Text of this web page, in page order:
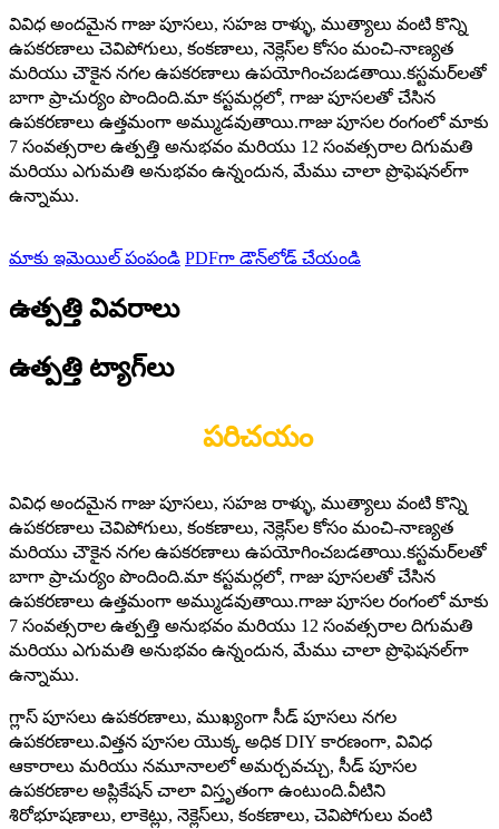
వివిధ అందమైన గాజు పూసలు, సహజ రాళ్ళు, ముత్యాలు వంటి కొన్ని
ఉపకరణాలు చెవిపోగులు, కంకణాలు, నెక్లెస్‌ల కోసం మంచి-నాణ్యత
మరియు చౌకైన నగల ఉపకరణాలు ఉపయోగించబడతాయి.కస్టమర్‌లతో
బాగా ప్రాచుర్యం పొందింది.మా కస్టమర్లలో, గాజు పూసలతో చేసిన
ఉపకరణాలు ఉత్తమంగా అమ్ముడవుతాయి.గాజు పూసల రంగంలో మాకు
7 సంవత్సరాల ఉత్పత్తి అనుభవం మరియు 12 సంవత్సరాల దిగుమతి
మరియు ఎగుమతి అనుభవం ఉన్నందున, మేము చాలా ప్రొఫెషనల్‌గా
ఉన్నాము.
మాకు ఇమెయిల్ పంపండి PDFగా డౌన్‌లోడ్ చేయండి
ఉత్పత్తి వివరాలు
ఉత్పత్తి ట్యాగ్‌లు
పరిచయం
వివిధ అందమైన గాజు పూసలు, సహజ రాళ్ళు, ముత్యాలు వంటి కొన్ని
ఉపకరణాలు చెవిపోగులు, కంకణాలు, నెక్లెస్‌ల కోసం మంచి-నాణ్యత
మరియు చౌకైన నగల ఉపకరణాలు ఉపయోగించబడతాయి.కస్టమర్‌లతో
బాగా ప్రాచుర్యం పొందింది.మా కస్టమర్లలో, గాజు పూసలతో చేసిన
ఉపకరణాలు ఉత్తమంగా అమ్ముడవుతాయి.గాజు పూసల రంగంలో మాకు
7 సంవత్సరాల ఉత్పత్తి అనుభవం మరియు 12 సంవత్సరాల దిగుమతి
మరియు ఎగుమతి అనుభవం ఉన్నందున, మేము చాలా ప్రొఫెషనల్‌గా
ఉన్నాము.
గ్లాస్ పూసలు ఉపకరణాలు, ముఖ్యంగా సీడ్ పూసలు నగల
ఉపకరణాలు.విత్తన పూసల యొక్క అధిక DIY కారణంగా, వివిధ
ఆకారాలు మరియు నమూనాలలో అమర్చవచ్చు, సీడ్ పూసల
ఉపకరణాల అప్లికేషన్ చాలా విస్తృతంగా ఉంటుంది.వీటిని
శిరోభూషణాలు, లాకెట్లు, నెక్లెస్‌లు, కంకణాలు, చెవిపోగులు వంటి